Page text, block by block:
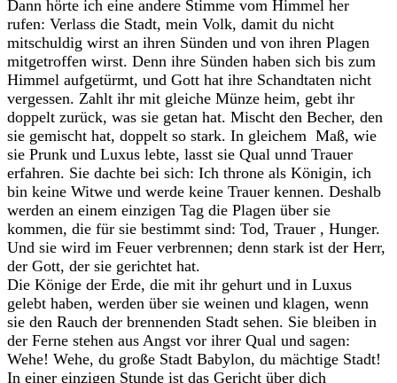
Dann hörte ich eine andere Stimme vom Himmel her
rufen: Verlass die Stadt, mein Volk, damit du nicht
mitschuldig wirst an ihren Sünden und von ihren Plagen
mitgetroffen wirst. Denn ihre Sünden haben sich bis zum
Himmel aufgetürmt, und Gott hat ihre Schandtaten nicht
vergessen. Zahlt ihr mit gleiche Münze heim, gebt ihr
doppelt zurück, was sie getan hat. Mischt den Becher, den
sie gemischt hat, doppelt so stark. In gleichem Maß, wie
sie Prunk und Luxus lebte, lasst sie Qual unnd Trauer
erfahren. Sie dachte bei sich: Ich throne als Königin, ich
bin keine Witwe und werde keine Trauer kennen. Deshalb
werden an einem einzigen Tag die Plagen über sie
kommen, die für sie bestimmt sind: Tod, Trauer , Hunger.
Und sie wird im Feuer verbrennen; denn stark ist der Herr,
der Gott, der sie gerichtet hat.
Die Könige der Erde, die mit ihr gehurt und in Luxus
gelebt haben, werden über sie weinen und klagen, wenn
sie den Rauch der brennenden Stadt sehen. Sie bleiben in
der Ferne stehen aus Angst vor ihrer Qual und sagen:
Wehe! Wehe, du große Stadt Babylon, du mächtige Stadt!
In einer einzigen Stunde ist das Gericht über dich